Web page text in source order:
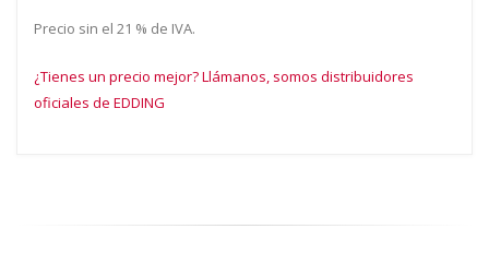
Precio sin el 21 % de IVA.
¿Tienes un precio mejor? Llámanos, somos distribuidores
oficiales de EDDING